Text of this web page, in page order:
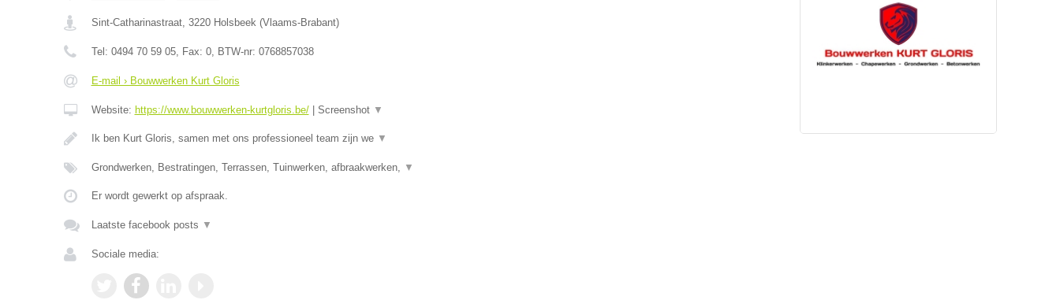
Sint-Catharinastraat, 3220 Holsbeek(Vlaams-Brabant)
Tel: 0494 70 59 05, Fax: 0, BTW-nr: 0768857038
E-mail › Bouwwerken Kurt Gloris
Website: https://www.bouwwerken-kurtgloris.be/| Screenshot ▼
Ik ben Kurt Gloris, samen met ons professioneel team zijn we ▼
Grondwerken, Bestratingen, Terrassen, Tuinwerken, afbraakwerken, ▼
Er wordt gewerkt op afspraak.
Laatste facebook posts ▼
Sociale media: